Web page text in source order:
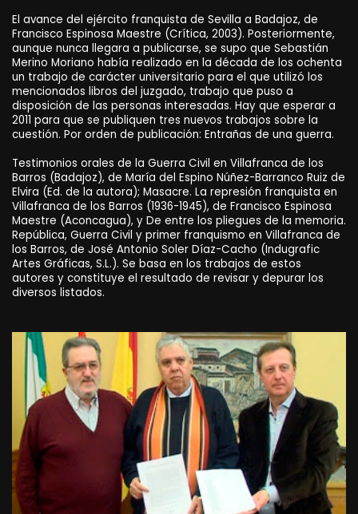
El avance del ejército franquista de Sevilla a Badajoz, de
Francisco Espinosa Maestre (Crítica, 2003). Posteriormente,
aunque nunca llegara a publicarse, se supo que Sebastián
Merino Moriano había realizado en la década de los ochenta
un trabajo de carácter universitario para el que utilizó los
mencionados libros del juzgado, trabajo que puso a
disposición de las personas interesadas. Hay que esperar a
2011 para que se publiquen tres nuevos trabajos sobre la
cuestión. Por orden de publicación: Entrañas de una guerra.
Testimonios orales de la Guerra Civil en Villafranca de los
Barros (Badajoz), de María del Espino Núñez-Barranco Ruiz de
Elvira (Ed. de la autora); Masacre. La represión franquista en
Villafranca de los Barros (1936-1945), de Francisco Espinosa
Maestre (Aconcagua), y De entre los pliegues de la memoria.
República, Guerra Civil y primer franquismo en Villafranca de
los Barros, de José Antonio Soler Díaz-Cacho (Indugrafic
Artes Gráficas, S.L.). Se basa en los trabajos de estos
autores y constituye el resultado de revisar y depurar los
diversos listados.